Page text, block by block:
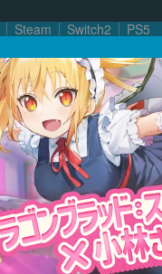
Steam Switch2 PS5